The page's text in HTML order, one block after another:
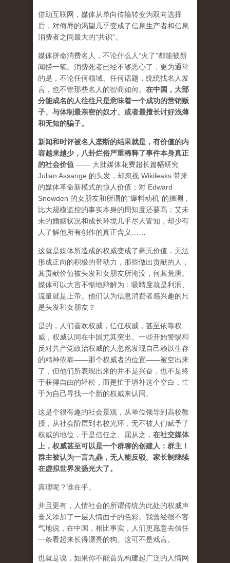
借助互联网，媒体从单向传输转变为双向选择
后，对侮辱的渴望几乎变成了信息生产者和信息
消费者之间最大的“共识”。
媒体拼命消费名人，不论什么人“火了”都能被新
闻捞一笔。消费死者已经不够恶心了，更为通常
的是，不论任何领域、任何话题，统统找名人发
言，也不管那些名人的智商如何。 在中国，大部
分能成名的人往往只是意味着一个成功的营销贩
子、与体制最亲密的奴才、或者最擅长讨好浅薄
和无知的骗子。
新闻和时评被名人垄断的结果就是，有价值的内
容越来越少，八卦烂俗严重稀释了事件本身真正
的社会价值 —— 大批媒体花费超长篇幅研究
Julian Assange 的头发，却忽视 Wikileaks 带来
的媒体革命新模式的惊人价值；对 Edward
Snowden 的女朋友和所谓的“爆料动机”的揣测，
比大规模监控的事实本身的周知度还要高；艾未
未的婚姻状况和成长环境几乎尽人皆知，却少有
人了解他所有创作的真正含义……
这就是媒体所造成的权威变成了毫无价值，无法
形成正向的积极的带动力，那些做出贡献的人，
其贡献价值被头发和女朋友所淹没，何其荒唐。
媒体可以大言不惭地辩解为：吸睛度就是利润、
流量就是上帝。他们认为信息消费者感兴趣的只
是头发和女朋友？
是的，人们喜欢权威，信任权威，甚至依靠权
威，权威认同在中国尤其突出。一些开始警惕和
反对共产党政治权威的人忽然发现自己赖以生存
的精神依靠——那个权威者的位置——被空出来
了，但他们所表现出来的并不是兴奋，也不是终
于获得自由的轻松，而是忙于填补这个空白，忙
于为自己寻找一个新的权威来认同。
这是个很有趣的社会景观，从单位领导到高校教
授，从社会阶层到名校光环，无不被人们赋予了
权威的地位，于是信任之、屈从之， 在社交媒体
上，权威甚至可以是一个群聊的创建人：群主！
群主被认为一言九鼎，无人能反驳。家长制继续
在虚拟世界发扬光大了。
真理呢？谁在乎。
并且更有，人情社会的所谓传统为此处的权威声
誉又添加了一层人情面子的色彩。我曾经很不客
气地说，在中国，相比事实，人们更愿意去信任
一条看起来长得漂亮的狗。这可不是戏言。
也就是说，如果你不能首先构建起广泛的人情网